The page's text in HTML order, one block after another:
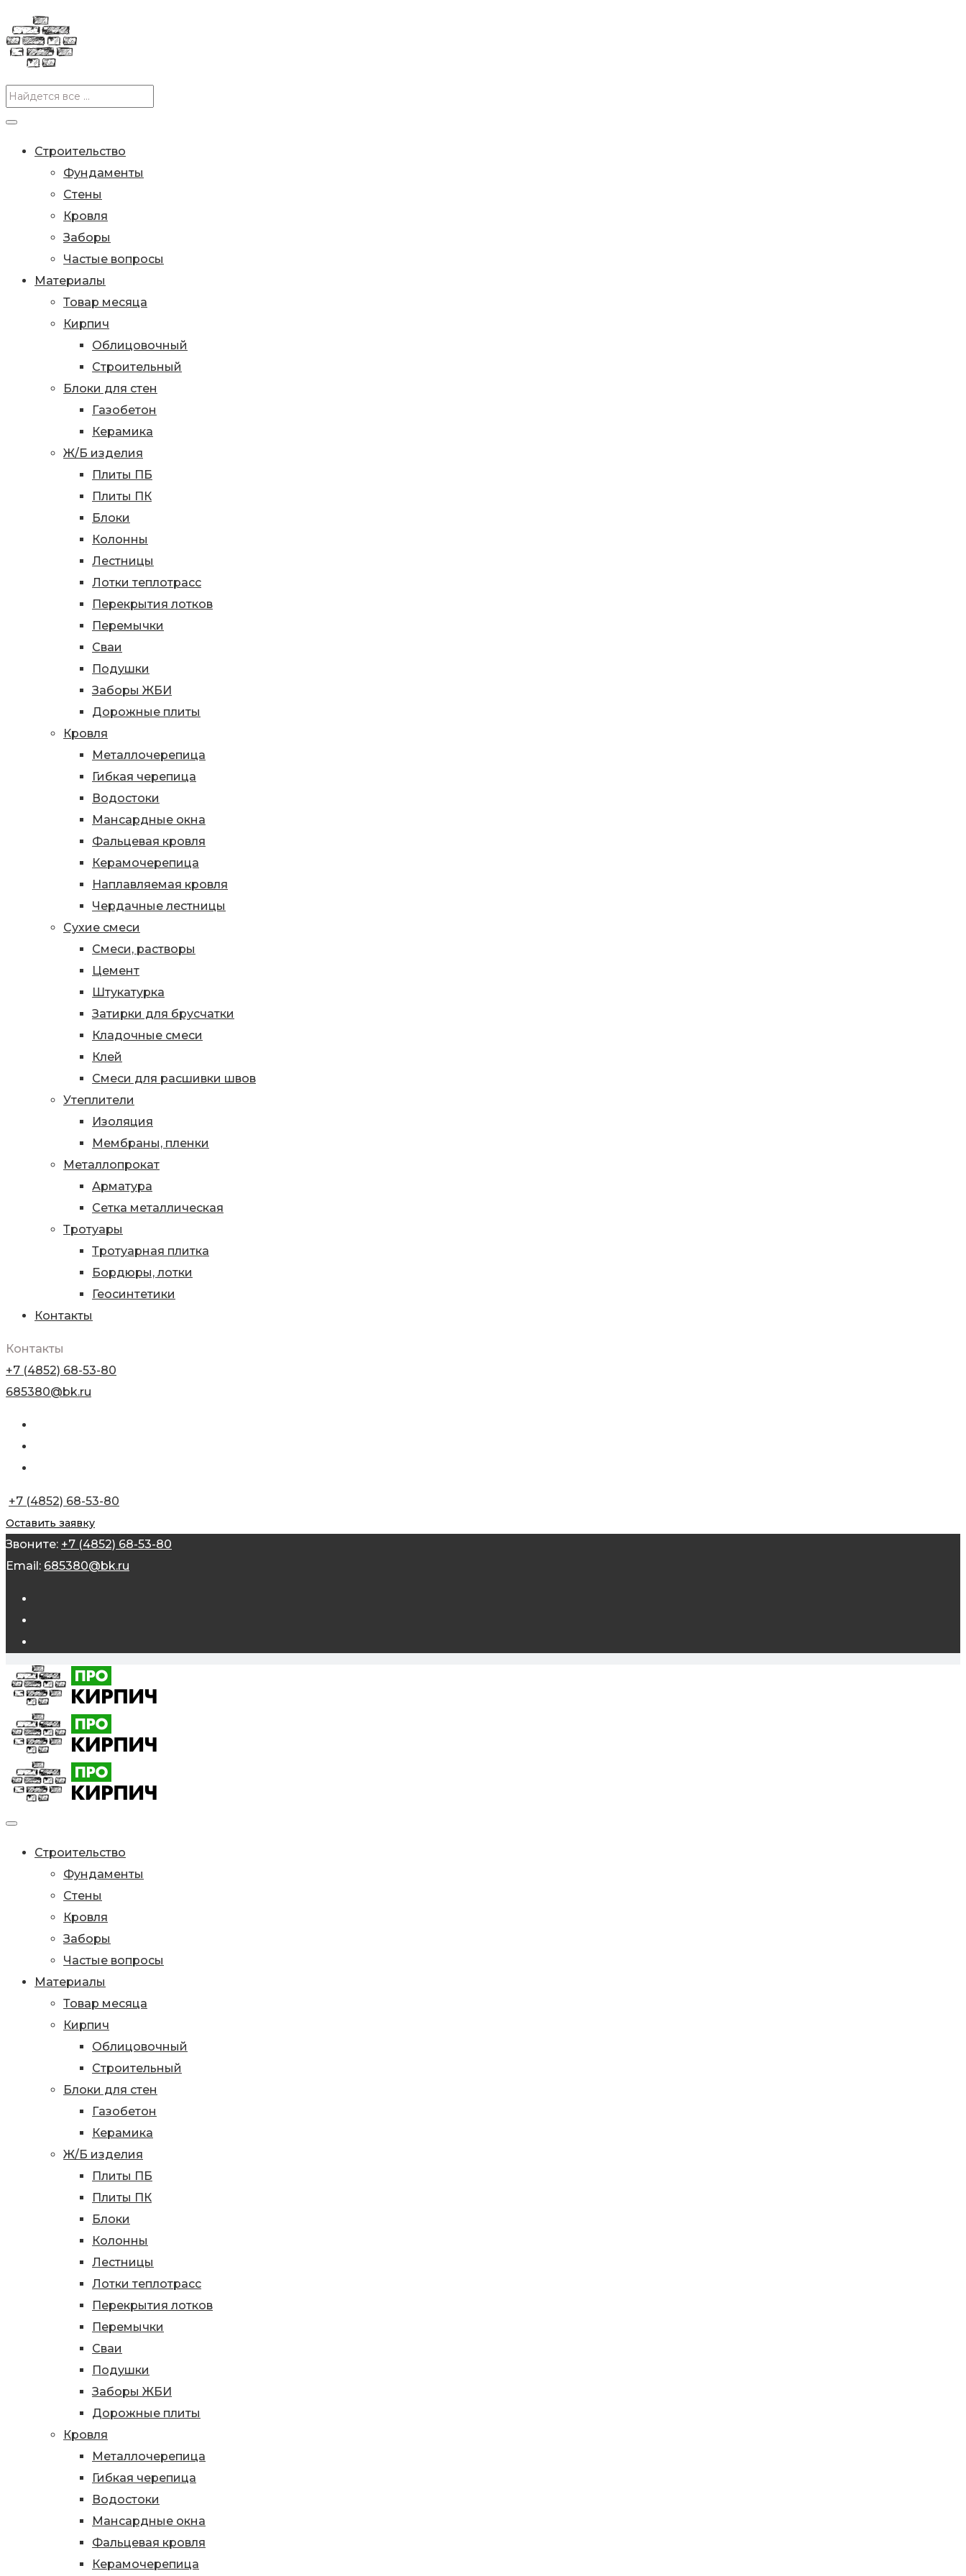
Строительство
Фундаменты
Стены
Кровля
Заборы
Частые вопросы
Материалы
Товар месяца
Кирпич
Облицовочный
Строительный
Блоки для стен
Газобетон
Керамика
Ж/Б изделия
Плиты ПБ
Плиты ПК
Блоки
Колонны
Лестницы
Лотки теплотрасс
Перекрытия лотков
Перемычки
Сваи
Подушки
Заборы ЖБИ
Дорожные плиты
Кровля
Металлочерепица
Гибкая черепица
Водостоки
Мансардные окна
Фальцевая кровля
Керамочерепица
Наплавляемая кровля
Чердачные лестницы
Сухие смеси
Смеси, растворы
Цемент
Штукатурка
Затирки для брусчатки
Кладочные смеси
Клей
Смеси для расшивки швов
Утеплители
Изоляция
Мембраны, пленки
Металлопрокат
Арматура
Сетка металлическая
Тротуары
Тротуарная плитка
Бордюры, лотки
Геосинтетики
Контакты
Контакты
+7 (4852) 68-53-80
685380@bk.ru
+7 (4852) 68-53-80
Оставить заявку
Звоните: +7 (4852) 68-53-80
Email: 685380@bk.ru
Строительство
Фундаменты
Стены
Кровля
Заборы
Частые вопросы
Материалы
Товар месяца
Кирпич
Облицовочный
Строительный
Блоки для стен
Газобетон
Керамика
Ж/Б изделия
Плиты ПБ
Плиты ПК
Блоки
Колонны
Лестницы
Лотки теплотрасс
Перекрытия лотков
Перемычки
Сваи
Подушки
Заборы ЖБИ
Дорожные плиты
Кровля
Металлочерепица
Гибкая черепица
Водостоки
Мансардные окна
Фальцевая кровля
Керамочерепица